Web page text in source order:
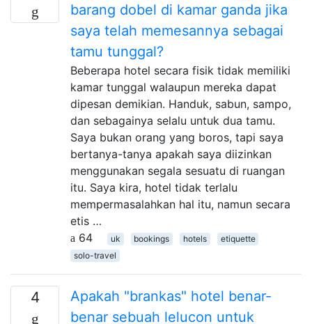
barang dobel di kamar ganda jika
saya telah memesannya sebagai
tamu tunggal?
Beberapa hotel secara fisik tidak memiliki
kamar tunggal walaupun mereka dapat
dipesan demikian. Handuk, sabun, sampo,
dan sebagainya selalu untuk dua tamu.
Saya bukan orang yang boros, tapi saya
bertanya-tanya apakah saya diizinkan
menggunakan segala sesuatu di ruangan
itu. Saya kira, hotel tidak terlalu
mempermasalahkan hal itu, namun secara
etis …
64
uk bookings hotels
etiquette
solo-travel
4
Apakah "brankas" hotel benar-
benar sebuah lelucon untuk